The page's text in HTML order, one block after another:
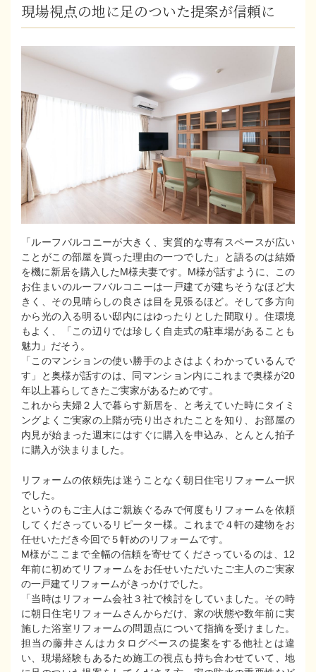
現場視点の地に足のついた提案が信頼に
「ルーフバルコニーが大きく、実質的な専有スペースが広い
ことがこの部屋を買った理由の一つでした」と語るのは結婚
を機に新居を購入したM様夫妻です。M様が話すように、この
お住まいのルーフバルコニーは一戸建てが建ちそうなほど大
きく、その見晴らしの良さは目を見張るほど。そして多方向
から光の入る明るい邸内にはゆったりとした間取り。住環境
もよく、「この辺りでは珍しく自走式の駐車場があることも
魅力」だそう。
「このマンションの使い勝手のよさはよくわかっているんで
す」と奥様が話すのは、同マンション内にこれまで奥様が20
年以上暮らしてきたご実家があるためです。
これから夫婦２人で暮らす新居を、と考えていた時にタイミ
ングよくご実家の上階が売り出されたことを知り、お部屋の
内見が始まった週末にはすぐに購入を申込み、とんとん拍子
に購入が決まりました。
リフォームの依頼先は迷うことなく朝日住宅リフォーム一択
でした。
というのもご主人はご親族ぐるみで何度もリフォームを依頼
してくださっているリピーター様。これまで４軒の建物をお
任せいただき今回で５軒めのリフォームです。
M様がここまで全幅の信頼を寄せてくださっているのは、12
年前に初めてリフォームをお任せいただいたご主人のご実家
の一戸建てリフォームがきっかけでした。
「当時はリフォーム会社３社で検討をしていました。その時
に朝日住宅リフォームさんからだけ、家の状態や数年前に実
施した浴室リフォームの問題点について指摘を受けました。
担当の藤井さんはカタログベースの提案をする他社とは違
い、現場経験もあるため施工の視点も持ち合わせていて、地